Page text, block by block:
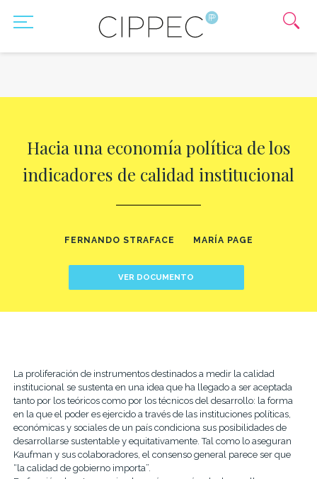
Hacia una economía política de los
indicadores de calidad institucional
FERNANDO STRAFACE MARÍA PAGE
VER DOCUMENTO
La proliferación de instrumentos destinados a medir la calidad
institucional se sustenta en una idea que ha llegado a ser aceptada
tanto por los teóricos como por los técnicos del desarrollo: la forma
en la que el poder es ejercido a través de las instituciones políticas,
económicas y sociales de un país condiciona sus posibilidades de
desarrollarse sustentable y equitativamente. Tal como lo aseguran
Kaufman y sus colaboradores, el consenso general parece ser que
“la calidad de gobierno importa”.